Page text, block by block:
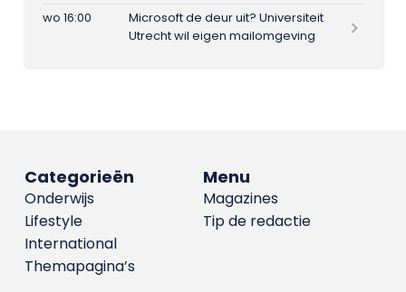
wo 16:00
Microsoft de deur uit? Universiteit
Utrecht wil eigen mailomgeving
Menu
Magazines
Tip de redactie
Categorieën
Onderwijs
Lifestyle
International
Themapagina’s